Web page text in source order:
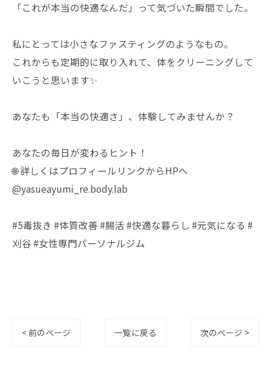
「これが本当の快適なんだ」って気づいた瞬間でした。
私にとっては小さなファスティングのようなもの。
これからも定期的に取り入れて、体をクリーニングして
いこうと思います✨
あなたも「本当の快適さ」、体験してみませんか？
あなたの毎日が変わるヒント！
🌐 詳しくはプロフィールリンクからHPへ
@yasueayumi_re.body.lab
#5毒抜き #体質改善 #腸活 #快適な暮らし #元気になる #
刈谷 #女性専門パーソナルジム
< 前のページ 一覧に戻る 次のページ >